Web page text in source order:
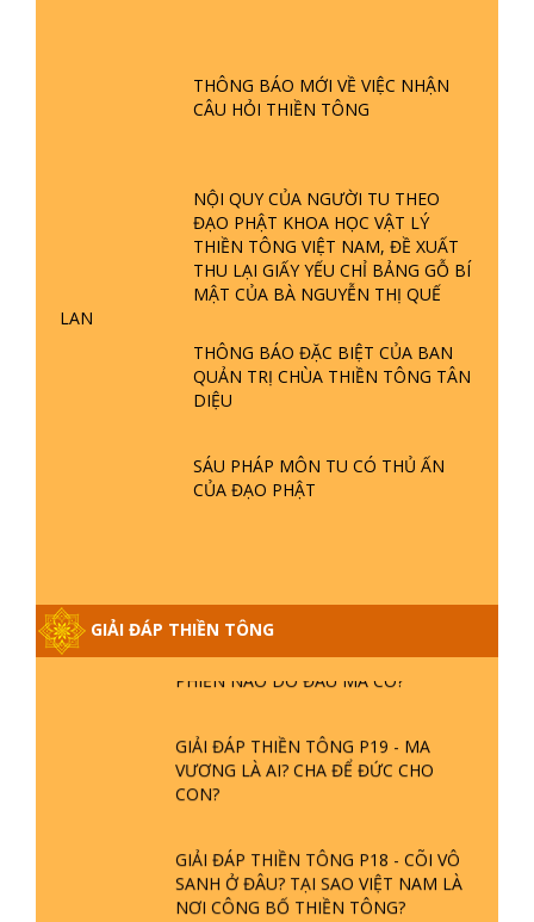
THÔNG BÁO MỚI VỀ VIỆC NHẬN
CÂU HỎI THIỀN TÔNG
NỘI QUY CỦA NGƯỜI TU THEO
ĐẠO PHẬT KHOA HỌC VẬT LÝ
THIỀN TÔNG VIỆT NAM, ĐỀ XUẤT
THU LẠI GIẤY YẾU CHỈ BẢNG GỖ BÍ
MẬT CỦA BÀ NGUYỄN THỊ QUẾ
LAN
THÔNG BÁO ĐẶC BIỆT CỦA BAN
QUẢN TRỊ CHÙA THIỀN TÔNG TÂN
DIỆU
SÁU PHÁP MÔN TU CÓ THỦ ẤN
CỦA ĐẠO PHẬT
GIẢI ĐÁP THIỀN TÔNG
ĐƯỢC HÌNH THÀNH NHƯ THẾ NÀO?
PHẬT GIỚI CÓ THỜI GIAN KHÔNG? |
TTTD
ĐÀNG Ở ĐÂU? ĐỊA NGỤC Ở ĐÂU?
ĐỨC CHÚA TRỜI LÀ AI? QUỶ SA
TĂNG? | TTTD
GIẢI ĐÁP THIỀN TÔNG ĐẶC BIỆT P22
- TẠI SAO TRÁI ĐẤT NHIỀU THIÊN TAI
GIẢI ĐÁP THIỀN TÔNG ĐẶC BIỆT P21
- TẠI SAO ĐỨC PHẬT BƯỚC ĐI 7
GIẢI ĐÁP VỀ LỄ TIỄN THIỀN TÔNG SƯ
GIẢI ĐÁP THIỀN TÔNG ĐẶC BIỆT
PHẦN 20 - BÁC NGUYỄN NHÂN LÀ AI?
GIẢI ĐÁP THIỀN TÔNG P19 - MA
VƯƠNG LÀ AI? CHA ĐỂ ĐỨC CHO
CON?
GIẢI ĐÁP THIỀN TÔNG P18 - CÕI VÔ
SANH Ở ĐÂU? TẠI SAO VIỆT NAM LÀ
NƠI CÔNG BỐ THIỀN TÔNG?